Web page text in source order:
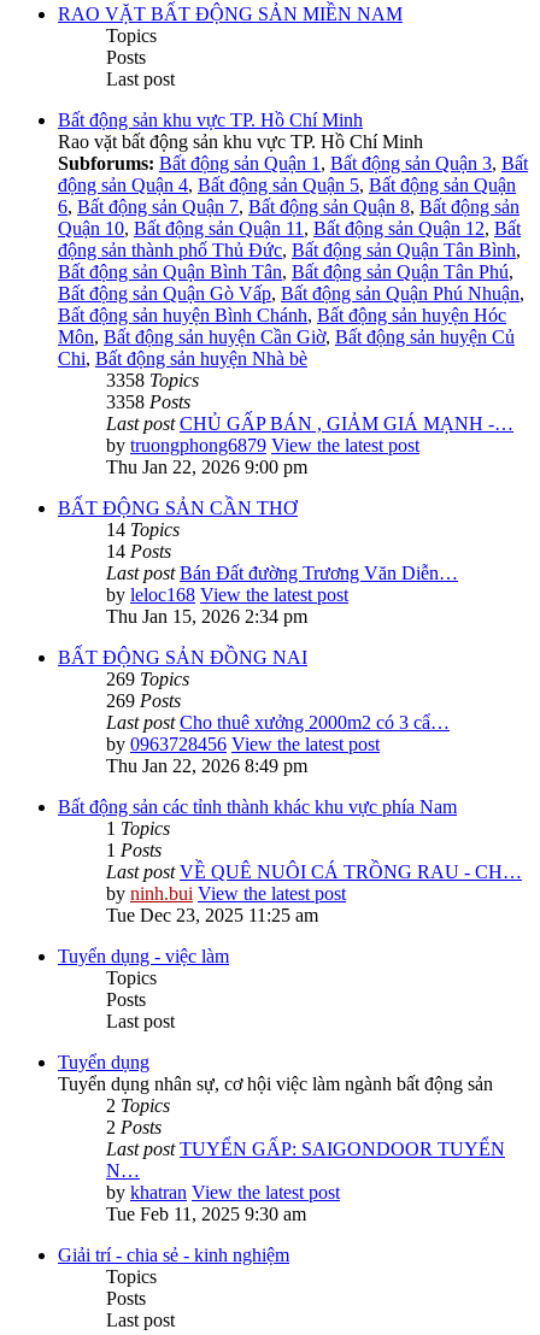
RAO VẶT BẤT ĐỘNG SẢN MIỀN NAM
Topics
Posts
Last post
Bất động sản khu vực TP. Hồ Chí Minh
Rao vặt bất động sản khu vực TP. Hồ Chí Minh
Subforums: Bất động sản Quận 1 , Bất động sản Quận 3, Bất
động sản Quận 4, Bất động sản Quận 5, Bất động sản Quận
6, Bất động sản Quận 7, Bất động sản Quận 8, Bất động sản
Quận 10, Bất động sản Quận 11 , Bất động sản Quận 12, Bất
động sản thành phố Thủ Đức, Bất động sản Quận Tân Bình,
Bất động sản Quận Bình Tân, Bất động sản Quận Tân Phú,
Bất động sản Quận Gò Vấp, Bất động sản Quận Phú Nhuận,
Bất động sản huyện Bình Chánh, Bất động sản huyện Hóc
Môn, Bất động sản huyện Cần Giờ, Bất động sản huyện Củ
Chi, Bất động sản huyện Nhà bè
3358 Topics
3358 Posts
Last post CHỦ GẤP BÁN , GIẢM GIÁ MẠNH -…
by truongphong6879 View the latest post
Thu Jan 22, 2026 9:00 pm
BẤT ĐỘNG SẢN CẦN THƠ
14 Topics
14 Posts
Last post Bán Đất đường Trương Văn Diễn…
by leloc168 View the latest post
Thu Jan 15, 2026 2:34 pm
BẤT ĐỘNG SẢN ĐỒNG NAI
269 Topics
269 Posts
Last post Cho thuê xưởng 2000m2 có 3 cẩ…
by 0963728456 View the latest post
Thu Jan 22, 2026 8:49 pm
Bất động sản các tỉnh thành khác khu vực phía Nam
1 Topics
1 Posts
Last post VỀ QUÊ NUÔI CÁ TRỒNG RAU - CH…
by ninh.bui View the latest post
Tue Dec 23, 2025 11:25 am
Tuyển dụng - việc làm
Topics
Posts
Last post
Tuyển dụng
Tuyển dụng nhân sự, cơ hội việc làm ngành bất động sản
2 Topics
2 Posts
Last post TUYỂN GẤP: SAIGONDOOR TUYỂN
N…
by khatran View the latest post
Tue Feb 11, 2025 9:30 am
Giải trí - chia sẻ - kinh nghiệm
Topics
Posts
Last post